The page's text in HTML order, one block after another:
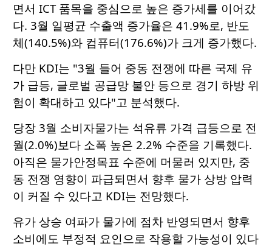
면서 ICT 품목을 중심으로 높은 증가세를 이어갔
다. 3월 일평균 수출액 증가율은 41.9%로, 반도
체(140.5%)와 컴퓨터(176.6%)가 크게 증가했다.
다만 KDI는 "3월 들어 중동 전쟁에 따른 국제 유
가 급등, 글로벌 공급망 불안 등으로 경기 하방 위
험이 확대하고 있다"고 분석했다.
당장 3월 소비자물가는 석유류 가격 급등으로 전
월(2.0%)보다 소폭 높은 2.2% 수준을 기록했다.
아직은 물가안정목표 수준에 머물러 있지만, 중
동 전쟁 영향이 파급되면서 향후 물가 상방 압력
이 커질 수 있다고 KDI는 전망했다.
유가 상승 여파가 물가에 점차 반영되면서 향후
소비에도 부정적 요인으로 작용할 가능성이 있다